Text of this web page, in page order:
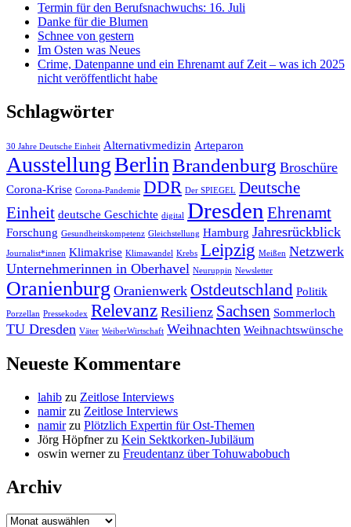
Termin für den Berufsnachwuchs: 16. Juli
Danke für die Blumen
Schnee von gestern
Im Osten was Neues
Crime, Datenpanne und ein Ehrenamt auf Zeit – was ich 2025
nicht veröffentlicht habe
Schlagwörter
30 Jahre Deutsche Einheit Alternativmedizin Arteparon
AusstellungBerlin Brandenburg Broschüre
Corona-Krise Corona-Pandemie DDR Der SPIEGEL Deutsche
Einheit deutsche Geschichte digital Dresden Ehrenamt
Forschung Gesundheitskompetenz Gleichstellung Hamburg Jahresrückblick
Journalist*innen Klimakrise Klimawandel Krebs Leipzig Meißen Netzwerk
Unternehmerinnen in Oberhavel Neuruppin Newsletter
Oranienburg Oranienwerk Ostdeutschland Politik
Porzellan Pressekodex Relevanz Resilienz Sachsen Sommerloch
TU Dresden Väter WeiberWirtschaft Weihnachten Weihnachtswünsche
Neueste Kommentare
lahib zu Zeitlose Interviews
namirzu Zeitlose Interviews
namirzu Plötzlich Expertin für Ost-Themen
Jörg Höpfnerzu Kein Sektkorken-Jubiläum
oswin wernerzu Freudentanz über Tohuwabobuch
Archiv
Archiv